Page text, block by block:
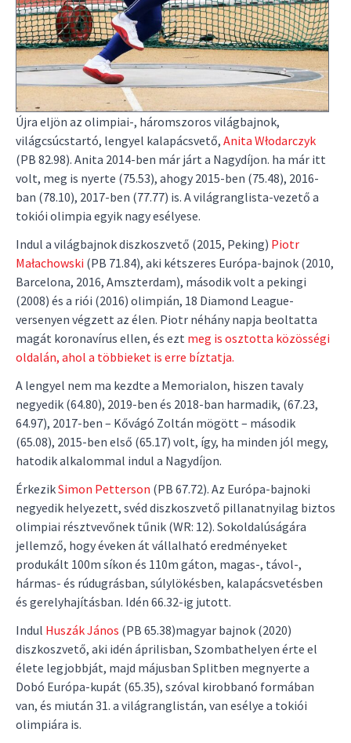
Újra eljön az olimpiai-, háromszoros világbajnok,
világcsúcstartó, lengyel kalapácsvető, Anita Włodarczyk
(PB 82.98). Anita 2014-ben már járt a Nagydíjon. ha már itt
volt, meg is nyerte (75.53), ahogy 2015-ben (75.48), 2016-
ban (78.10), 2017-ben (77.77) is. A világranglista-vezető a
tokiói olimpia egyik nagy esélyese.
Indul a világbajnok diszkoszvető (2015, Peking) Piotr
Małachowski (PB 71.84), aki kétszeres Európa-bajnok (2010,
Barcelona, 2016, Amszterdam), második volt a pekingi
(2008) és a riói (2016) olimpián, 18 Diamond League-
versenyen végzett az élen. Piotr néhány napja beoltatta
magát koronavírus ellen, és ezt meg is osztotta közösségi
oldalán, ahol a többieket is erre bíztatja.
A lengyel nem ma kezdte a Memorialon, hiszen tavaly
negyedik (64.80), 2019-ben és 2018-ban harmadik, (67.23,
64.97), 2017-ben – Kővágó Zoltán mögött – második
(65.08), 2015-ben első (65.17) volt, így, ha minden jól megy,
hatodik alkalommal indul a Nagydíjon.
ÉrkezikSimon Petterson (PB 67.72). Az Európa-bajnoki
negyedik helyezett, svéd diszkoszvető pillanatnyilag biztos
olimpiai résztvevőnek tűnik (WR: 12). Sokoldalúságára
jellemző, hogy éveken át vállalható eredményeket
produkált 100m síkon és 110m gáton, magas-, távol-,
hármas- és rúdugrásban, súlylökésben, kalapácsvetésben
és gerelyhajításban. Idén 66.32-ig jutott.
Indul Huszák János (PB 65.38)magyar bajnok (2020)
diszkoszvető, aki idén áprilisban, Szombathelyen érte el
élete legjobbját, majd májusban Splitben megnyerte a
Dobó Európa-kupát (65.35), szóval kirobbanó formában
van, és miután 31. a világranglistán, van esélye a tokiói
olimpiára is.